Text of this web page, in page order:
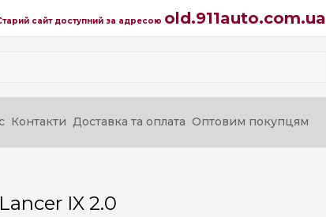
сайт доступний за адресою old.911auto.com.ua
Контакти Доставка та оплата Оптовим покупцям
IX 2.0